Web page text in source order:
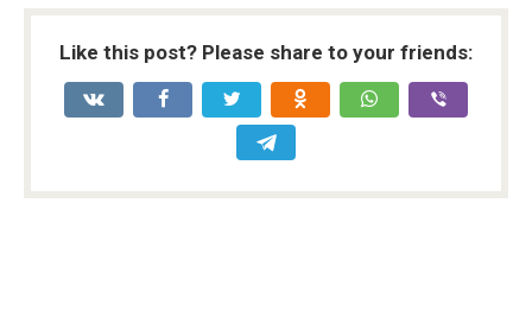
Like this post? Please share to your friends: